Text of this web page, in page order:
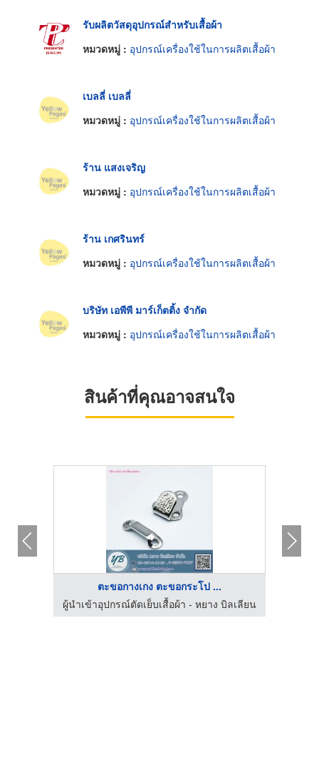
รับผลิตวัสดุอุปกรณ์สำหรับเสื้อผ้า
หมวดหมู่ : อุปกรณ์เครื่องใช้ในการผลิตเสื้อผ้า
เบลลี่ เบลลี่
หมวดหมู่ : อุปกรณ์เครื่องใช้ในการผลิตเสื้อผ้า
ร้าน แสงเจริญ
หมวดหมู่ : อุปกรณ์เครื่องใช้ในการผลิตเสื้อผ้า
ร้าน เกศรินทร์
หมวดหมู่ : อุปกรณ์เครื่องใช้ในการผลิตเสื้อผ้า
บริษัท เอพีพี มาร์เก็ตติ้ง จำกัด
หมวดหมู่ : อุปกรณ์เครื่องใช้ในการผลิตเสื้อผ้า
สินค้าที่คุณอาจสนใจ
ตะขอกางเกง ตะขอกระโป ...
ผู้นำเข้าอุปกรณ์ตัดเย็บเสื้อผ้า - หยาง บิลเลียน